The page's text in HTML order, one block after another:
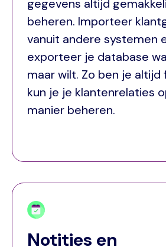
gegevens altijd
beheren. Importeer
vanuit andere systemen
exporteer je database
maar wilt. Zo ben je altijd
kun je je klantenrelaties
manier beheren.
Notities en